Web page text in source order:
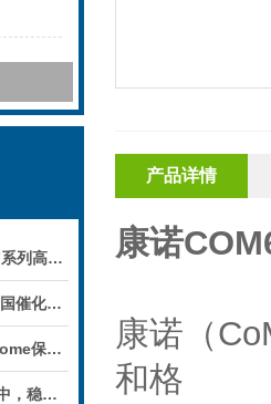
琛航科技：康诺新推出HF系列高压恒流泵
琛航公司精彩亮相2025全国催化学术会议
琛航科技： 2025 Scienhome保护柱年中赠送活动
琛航科技：当前关税博弈中，稳定的货源可解您燃眉之急
产品详情
康诺
康诺（
和格